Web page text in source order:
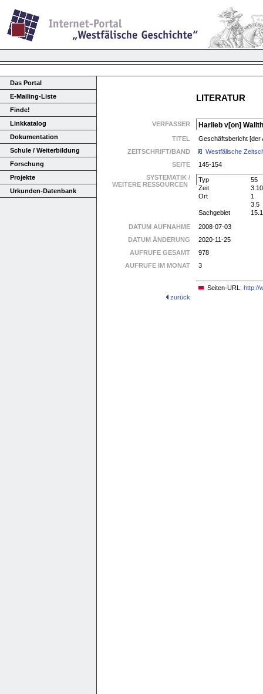
Das Portal
E-Mailing-Liste
Finde!
Linkkatalog
Dokumentation
Schule / Weiterbildung
Forschung
Projekte
Urkunden-Datenbank
LITERATUR
VERFASSER Harlieb v[on]
TITEL
Geschäftsbericht [der
ZEITSCHRIFT/BAND
Westfälische
SEITE
145-154
SYSTEMATIK /
WEITERE RESSOURCEN
Typ
55
Zeit
3.10
Ort
1
3.5
Sachgebiet
DATUM AUFNAHME
2008-07-03
DATUM ÄNDERUNG
2020-11-25
AUFRUFE GESAMT
978
AUFRUFE IM MONAT
3
Seiten-URL: http://
zurück